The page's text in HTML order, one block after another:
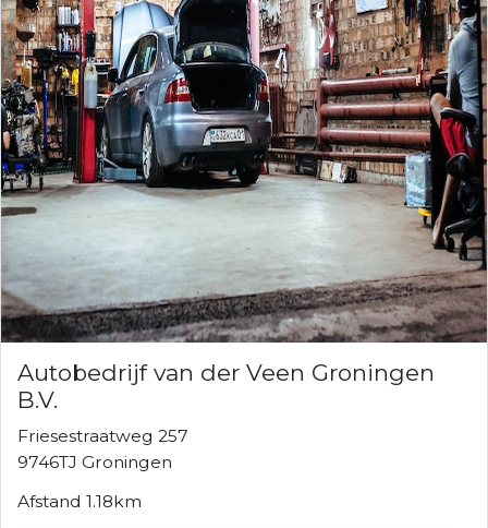
Autobedrijf van der Veen Groningen
B.V.
Friesestraatweg 257
9746TJ Groningen
Afstand 1.18km